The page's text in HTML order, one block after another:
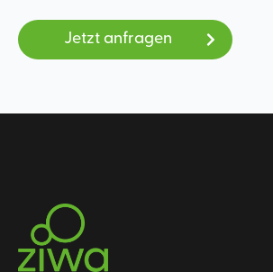
Jetzt anfragen